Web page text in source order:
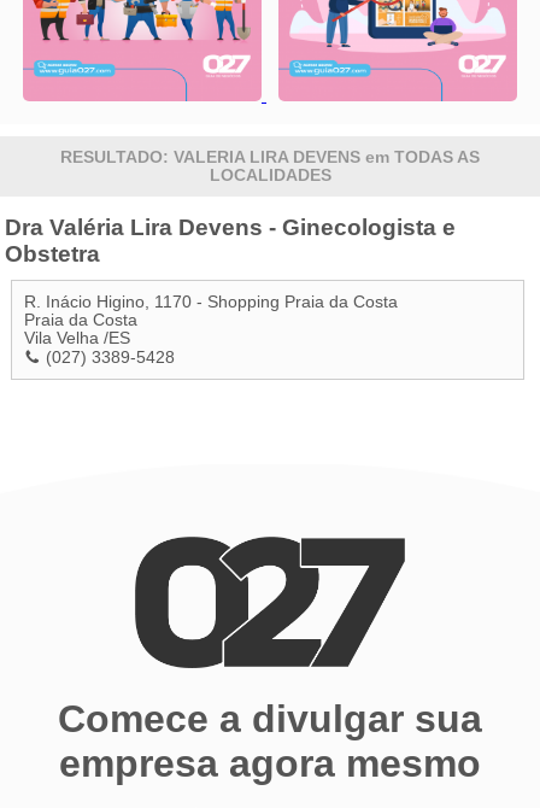
RESULTADO: VALERIA LIRA DEVENS em TODAS AS
LOCALIDADES
Dra Valéria Lira Devens - Ginecologista e
Obstetra
R. Inácio Higino, 1170 - Shopping Praia da Costa
Praia da Costa
Vila Velha /ES
(027) 3389-5428
Comece a divulgar sua
empresa agora mesmo